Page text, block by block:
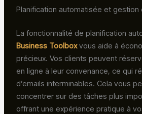
Planification automatisée et
La fonctionnalité de planification
Business Toolboxvous aide à
précieux. Vos clients peuvent
en ligne à leur convenance, ce qui
d’emails interminables. Cela vous
concentrer sur des tâches plus
offrant une expérience pratique à